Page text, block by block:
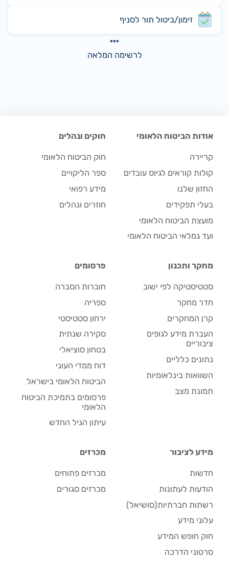
זימון/ביטול תור לסניף
לרשימה המלאה
אודות הביטוח הלאומי
קריירה
קולות קוראים לגיוס עובדים
החזון שלנו
בעלי תפקידים
מועצת הביטוח הלאומי
ועד גמלאי הביטוח הלאומי
חוקים ונהלים
חוק הביטוח הלאומי
ספר הליקויים
מידע רפואי
חוזרים ונהלים
מחקר ותכנון
סטטיסטיקה לפי ישוב
חדר מחקר
קרן המחקרים
העברת מידע לגופים
ציבוריים
נתונים כלליים
השוואות בינלאומיות
תמונת מצב
פרסומים
חוברות הסברה
ספריה
ירחון סטטיסטי
סקירה שנתית
בטחון סוציאלי
דוח ממדי העוני
הביטוח הלאומי בישראל
פרסומים בתמיכת הביטוח
הלאומי
עיתון הגיל החדש
מידע לציבור
חדשות
הודעות לעתונות
רשתות חברתיות(סושיאל)
עלוני מידע
חוק חופש המידע
סרטוני הדרכה
מכרזים
מכרזים פתוחים
מכרזים סגורים